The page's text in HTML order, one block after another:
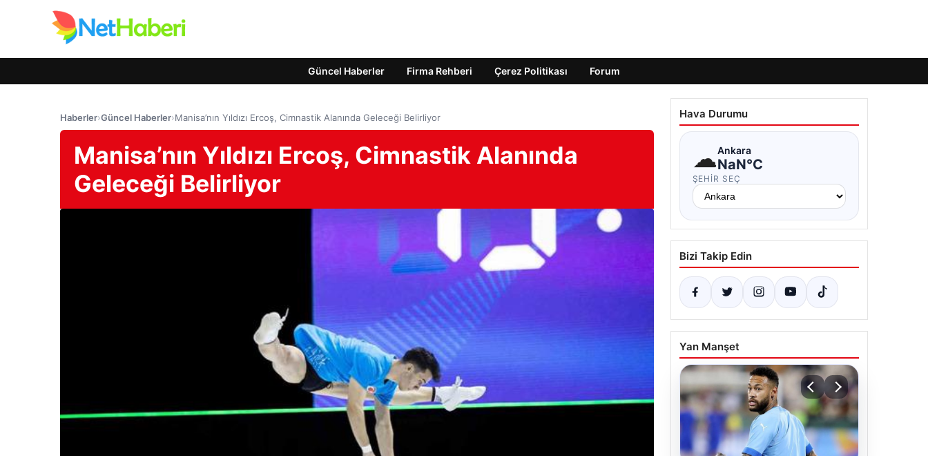
Güncel Haberler Firma Rehberi Çerez Politikası Forum
Haberler›Güncel Haberler›Manisa’nın Yıldızı Ercoş, Cimnastik Alanında Geleceği Belirliyor
Manisa’nın Yıldızı Ercoş, Cimnastik Alanında
Geleceği Belirliyor
Hava Durumu
☁Ankara
NaN°C
ŞEHIR SEÇ
Bizi Takip Edin
Yan Manşet